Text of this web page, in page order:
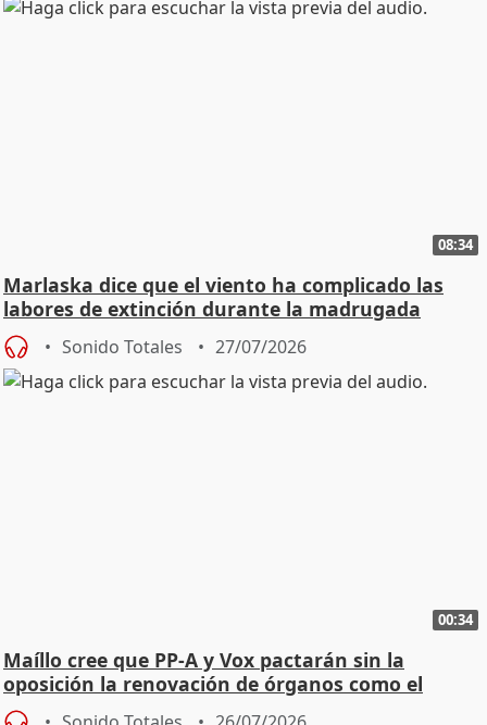
08:34
Marlaska dice que el viento ha complicado las
labores de extinción durante la madrugada
Sonido Totales 27/07/2026
00:34
Maíllo cree que PP-A y Vox pactarán sin la
oposición la renovación de órganos como el
Defensor